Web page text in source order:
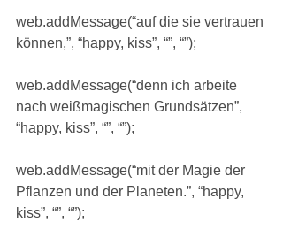
web.addMessage(“auf die sie vertrauen
können,”, “happy, kiss”, “”, “”);
web.addMessage(“denn ich arbeite
nach weißmagischen Grundsätzen”,
“happy, kiss”, “”, “”);
web.addMessage(“mit der Magie der
Pflanzen und der Planeten.”, “happy,
kiss”, “”, “”);